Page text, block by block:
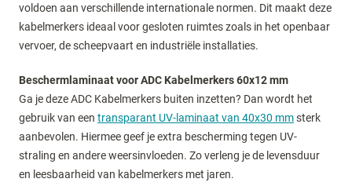
voldoen aan verschillende internationale normen. Dit maakt deze
kabelmerkers ideaal voor gesloten ruimtes zoals in het openbaar
vervoer, de scheepvaart en industriële installaties.
Beschermlaminaat voor ADC Kabelmerkers 60x12 mm
Ga je deze ADC Kabelmerkers buiten inzetten? Dan wordt het
gebruik van een transparant UV-laminaat van 40x30 mmsterk
aanbevolen. Hiermee geef je extra bescherming tegen UV-
straling en andere weersinvloeden. Zo verleng je de levensduur
en leesbaarheid van kabelmerkers met jaren.